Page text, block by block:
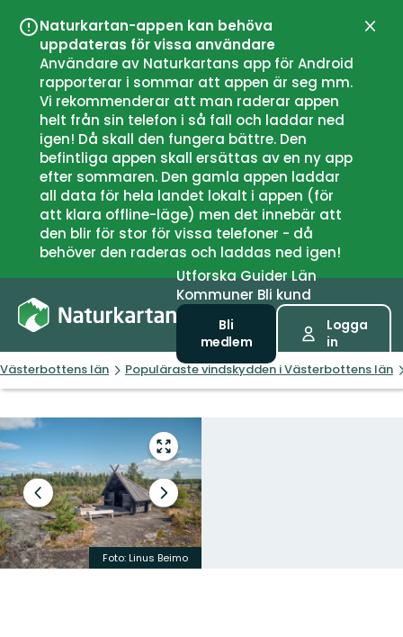
Naturkartan-appen kan behöva
uppdateras för vissa användare
Användare av Naturkartans app för Android
rapporterar i sommar att appen är seg mm.
Vi rekommenderar att man raderar appen
helt från sin telefon i så fall och laddar ned
igen! Då skall den fungera bättre. Den
befintliga appen skall ersättas av en ny app
efter sommaren. Den gamla appen laddar
all data för hela landet lokalt i appen (för
att klara offline-läge) men det innebär att
den blir för stor för vissa telefoner - då
behöver den raderas och laddas ned igen!
UtforskaGuiderLän
Kommuner Bli kund
Bli
medlem
Logga
in
Västerbottens län Populäraste vindskydden i Västerbottens län
Gå
till
helskärmsläge
Föregående
bild
Nästa
bildspel
Foto: Linus Beimo